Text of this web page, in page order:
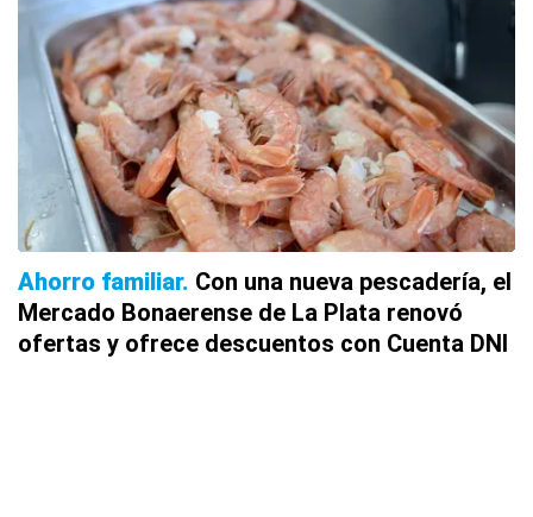
Ahorro familiar Con una nueva pescadería, el
Mercado Bonaerense de La Plata renovó
ofertas y ofrece descuentos con Cuenta DNI